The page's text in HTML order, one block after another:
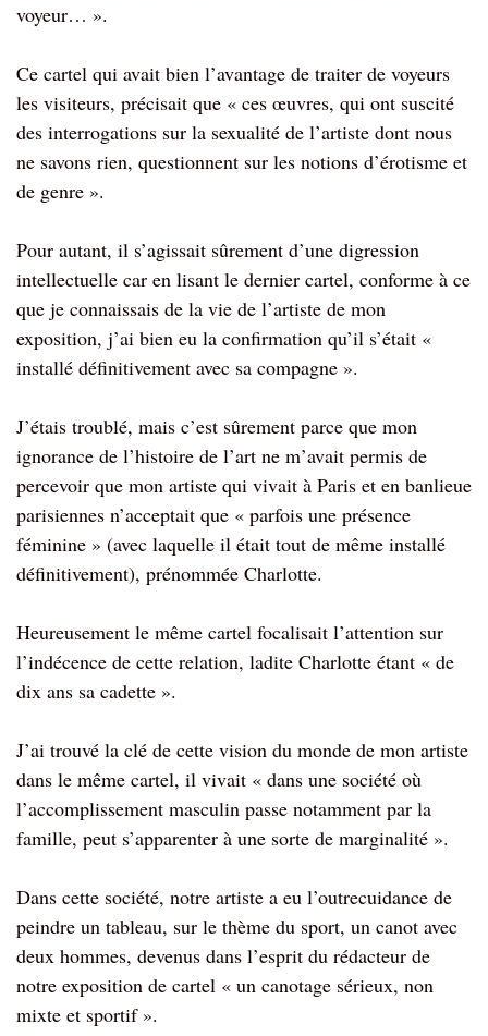
voyeur… ».
Ce cartel qui avait bien l’avantage de traiter de voyeurs
les visiteurs, précisait que « ces œuvres, qui ont suscité
des interrogations sur la sexualité de l’artiste dont nous
ne savons rien, questionnent sur les notions d’érotisme et
de genre ».
Pour autant, il s’agissait sûrement d’une digression
intellectuelle car en lisant le dernier cartel, conforme à ce
que je connaissais de la vie de l’artiste de mon
exposition, j’ai bien eu la confirmation qu’il s’était «
installé définitivement avec sa compagne ».
J’étais troublé, mais c’est sûrement parce que mon
ignorance de l’histoire de l’art ne m’avait permis de
percevoir que mon artiste qui vivait à Paris et en banlieue
parisiennes n’acceptait que « parfois une présence
féminine » (avec laquelle il était tout de même installé
définitivement), prénommée Charlotte.
Heureusement le même cartel focalisait l’attention sur
l’indécence de cette relation, ladite Charlotte étant « de
dix ans sa cadette ».
J’ai trouvé la clé de cette vision du monde de mon artiste
dans le même cartel, il vivait « dans une société où
l’accomplissement masculin passe notamment par la
famille, peut s’apparenter à une sorte de marginalité ».
Dans cette société, notre artiste a eu l’outrecuidance de
peindre un tableau, sur le thème du sport, un canot avec
deux hommes, devenus dans l’esprit du rédacteur de
notre exposition de cartel « un canotage sérieux, non
mixte et sportif ».